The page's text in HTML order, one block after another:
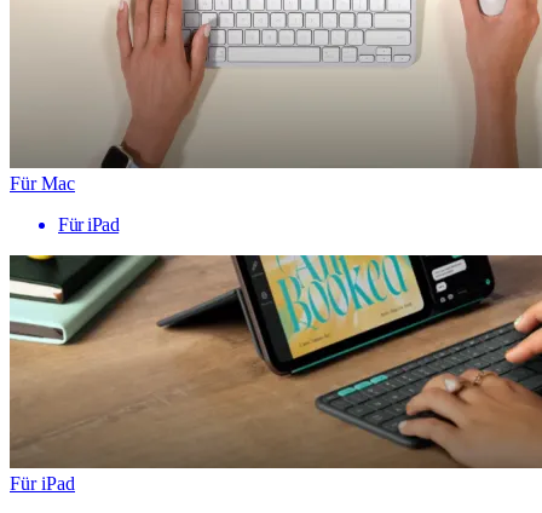
Für Mac
Für iPad
Für iPad